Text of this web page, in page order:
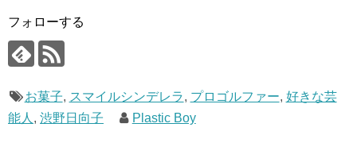
フォローする
お菓子, スマイルシンデレラ, プロゴルファー, 好きな芸
能人 , 渋野日向子 Plastic Boy